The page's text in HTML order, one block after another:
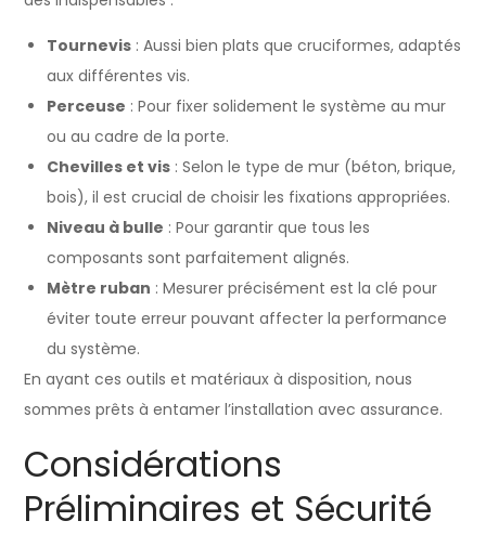
Tournevis : Aussi bien plats que cruciformes, adaptés
aux différentes vis.
Perceuse : Pour fixer solidement le système au mur
ou au cadre de la porte.
Chevilles et vis : Selon le type de mur (béton, brique,
bois), il est crucial de choisir les fixations appropriées.
Niveau à bulle : Pour garantir que tous les
composants sont parfaitement alignés.
Mètre ruban : Mesurer précisément est la clé pour
éviter toute erreur pouvant affecter la performance
du système.
En ayant ces outils et matériaux à disposition, nous
sommes prêts à entamer l’installation avec assurance.
Considérations
Préliminaires et Sécurité